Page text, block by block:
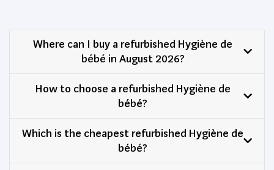
Where can I buy a refurbished Hygiène de
bébé in August 2026?
How to choose a refurbished Hygiène de
bébé?
Which is the cheapest refurbished Hygiène de
bébé?